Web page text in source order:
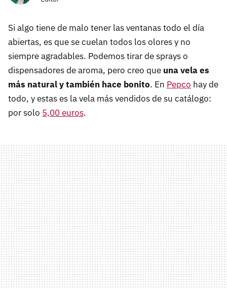
Si algo tiene de malo tener las ventanas todo el día
abiertas, es que se cuelan todos los olores y no
siempre agradables. Podemos tirar de sprays o
dispensadores de aroma, pero creo que una vela es
más natural y también hace bonito. En Pepco hay de
todo, y estas es la vela más vendidos de su catálogo:
por solo 5,00 euros.